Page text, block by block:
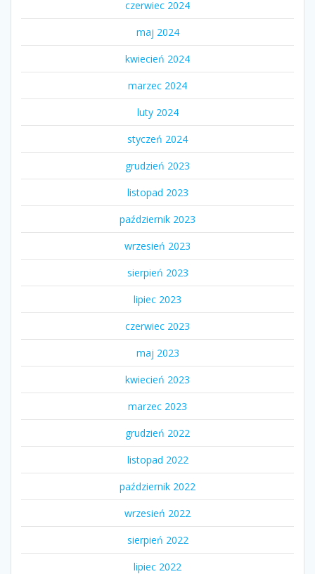
czerwiec 2024
maj 2024
kwiecień 2024
marzec 2024
luty 2024
styczeń 2024
grudzień 2023
listopad 2023
październik 2023
wrzesień 2023
sierpień 2023
lipiec 2023
czerwiec 2023
maj 2023
kwiecień 2023
marzec 2023
grudzień 2022
listopad 2022
październik 2022
wrzesień 2022
sierpień 2022
lipiec 2022